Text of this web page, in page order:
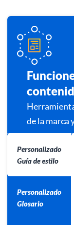
de la marca
Personalizado
Guía de estilo
Personalizado
Glosario